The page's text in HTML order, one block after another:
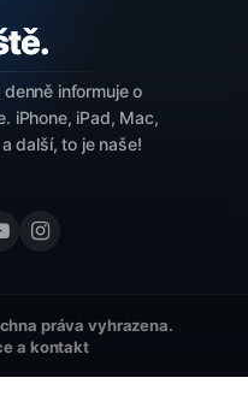
informuje o
iPhone, iPad, Mac,
další, to je naše!
a kontakt
práva vyhrazena.